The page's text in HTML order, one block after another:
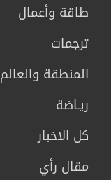
طاقة وأعمال
ترجمات
المنطقة والعالم
ريـاضة
كل الاخبار
مقال رأي